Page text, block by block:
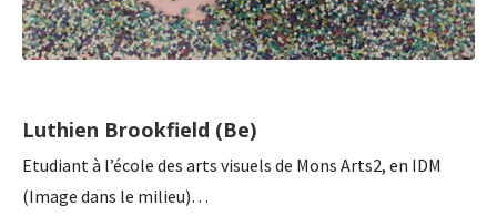
Luthien Brookfield (Be)
Etudiant à l’école des arts visuels de Mons Arts2, en IDM
(Image dans le milieu)…